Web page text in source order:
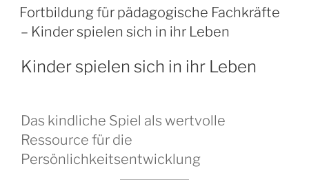
AM
Fortbildung für pädagogische Fachkräfte
– Kinder spielen sich in ihr Leben
Kinder spielen sich in ihr Leben
Das kindliche Spiel als wertvolle
Ressource für die
Persönlichkeitsentwicklung